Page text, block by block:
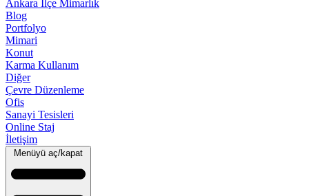
Ankara İlçe Mimarlık
Blog
Portfolyo
Mimari
Konut
Karma Kullanım
Diğer
Çevre Düzenleme
Ofis
Sanayi Tesisleri
Online Staj
İletişim
Menüyü aç/kapat